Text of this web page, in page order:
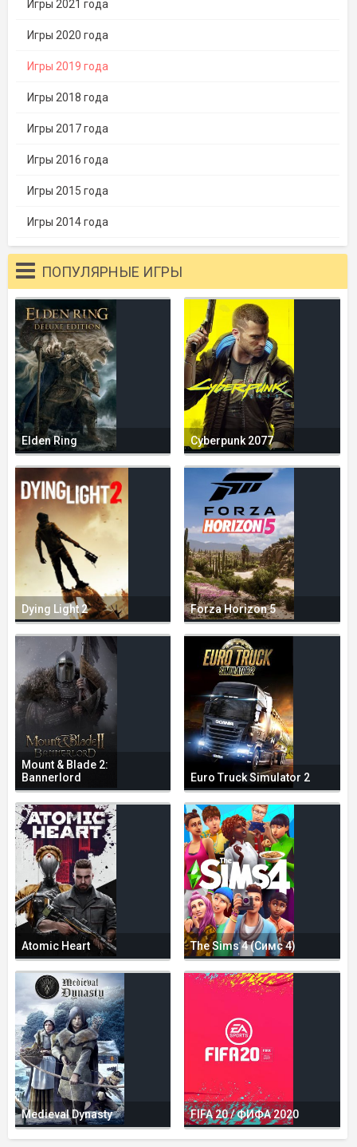
Игры 2021 года
Игры 2020 года
Игры 2019 года
Игры 2018 года
Игры 2017 года
Игры 2016 года
Игры 2015 года
Игры 2014 года
ПОПУЛЯРНЫЕ ИГРЫ
Elden Ring Cyberpunk 2077
Dying Light 2 Forza Horizon 5
Mount & Blade 2:
Bannerlord
Euro Truck Simulator 2
Atomic Heart The Sims 4 (Симс 4)
Medieval Dynasty FIFA 20 / ФИФА 2020